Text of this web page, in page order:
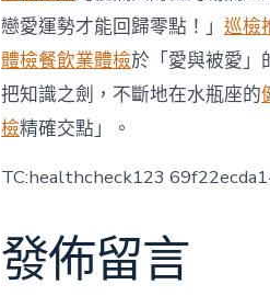
戀愛運勢才能回歸零點！」 巡檢
體檢餐飲業體檢於「愛與被愛」
把知識之劍，不斷地在水瓶座的
檢精確交點」。
TC:healthcheck123
發佈留言